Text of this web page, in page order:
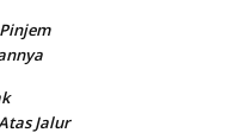
Jalur